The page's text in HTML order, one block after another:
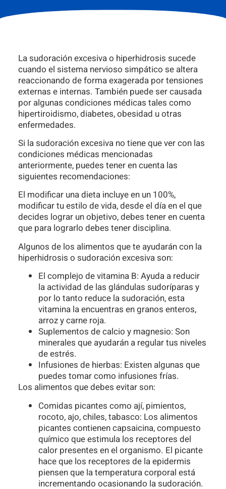
La sudoración excesiva o hiperhidrosis sucede
cuando el sistema nervioso simpático se altera
reaccionando de forma exagerada por tensiones
externas e internas. También puede ser causada
por algunas condiciones médicas tales como
hipertiroidismo, diabetes, obesidad u otras
enfermedades.
Si la sudoración excesiva no tiene que ver con las
condiciones médicas mencionadas
anteriormente, puedes tener en cuenta las
siguientes recomendaciones:
El modificar una dieta incluye en un 100%,
modificar tu estilo de vida, desde el día en el que
decides lograr un objetivo, debes tener en cuenta
que para lograrlo debes tener disciplina.
Algunos de los alimentos que te ayudarán con la
hiperhidrosis o sudoración excesiva son:
El complejo de vitamina B: Ayuda a reducir
la actividad de las glándulas sudoríparas y
por lo tanto reduce la sudoración, esta
vitamina la encuentras en granos enteros,
arroz y carne roja.
Suplementos de calcio y magnesio: Son
minerales que ayudarán a regular tus niveles
de estrés.
Infusiones de hierbas: Existen algunas que
puedes tomar como infusiones frías.
Los alimentos que debes evitar son:
Comidas picantes como ají, pimientos,
rocoto, ajo, chiles, tabasco: Los alimentos
picantes contienen capsaicina, compuesto
químico que estimula los receptores del
calor presentes en el organismo. El picante
hace que los receptores de la epidermis
piensen que la temperatura corporal está
incrementando ocasionando la sudoración.